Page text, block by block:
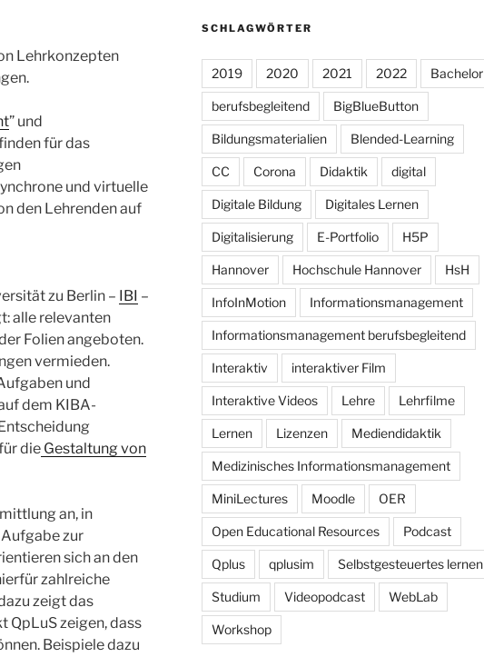
Lehrkonzepten
” und
finden für das
und virtuelle
den Lehrenden auf
zu Berlin – IBI –
alle relevanten
Folien angeboten.
vermieden.
und
dem KIBA-
die Gestaltung von
an, in
zur
sich an den
zahlreiche
zeigt das
QpLuS zeigen, dass
Beispiele dazu
SCHLAGWÖRTER
2019 2020 2021 2022 Bachelor
berufsbegleitend BigBlueButton
Bildungsmaterialien Blended-Learning
CC Corona Didaktik digital
Digitale Bildung Digitales Lernen
Digitalisierung E-Portfolio H5P
Hannover Hochschule Hannover HsH
InfoInMotion Informationsmanagement
Informationsmanagement berufsbegleitend
Interaktiv interaktiver Film
Interaktive Videos Lehre Lehrfilme
Lernen Lizenzen Mediendidaktik
Medizinisches Informationsmanagement
MiniLectures Moodle OER
Open Educational Resources Podcast
Qplus qplusim Selbstgesteuertes lernen
Studium Videopodcast WebLab
Workshop